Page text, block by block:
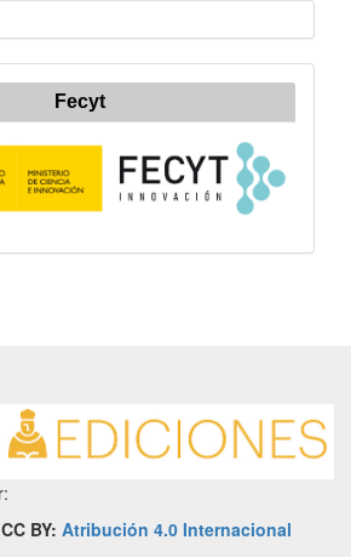
Fecyt
BY: Atribución 4.0 Internacional